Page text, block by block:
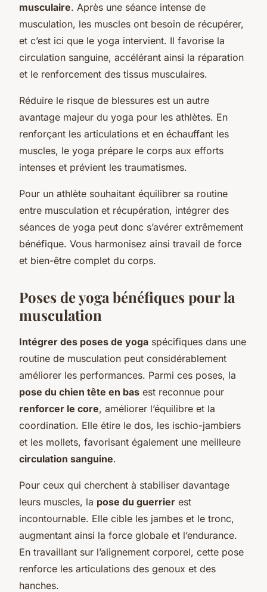
musculaire. Après une séance intense de
musculation, les muscles ont besoin de récupérer,
et c’est ici que le yoga intervient. Il favorise la
circulation sanguine, accélérant ainsi la réparation
et le renforcement des tissus musculaires.
Réduire le risque de blessures est un autre
avantage majeur du yoga pour les athlètes. En
renforçant les articulations et en échauffant les
muscles, le yoga prépare le corps aux efforts
intenses et prévient les traumatismes.
Pour un athlète souhaitant équilibrer sa routine
entre musculation et récupération, intégrer des
séances de yoga peut donc s’avérer extrêmement
bénéfique. Vous harmonisez ainsi travail de force
et bien-être complet du corps.
Poses de yoga bénéfiques pour la
musculation
Intégrer des poses de yoga spécifiques dans une
routine de musculation peut considérablement
améliorer les performances. Parmi ces poses, la
pose du chien tête en bas est reconnue pour
renforcer le core, améliorer l’équilibre et la
coordination. Elle étire le dos, les ischio-jambiers
et les mollets, favorisant également une meilleure
circulation sanguine.
Pour ceux qui cherchent à stabiliser davantage
leurs muscles, la pose du guerrier est
incontournable. Elle cible les jambes et le tronc,
augmentant ainsi la force globale et l’endurance.
En travaillant sur l’alignement corporel, cette pose
renforce les articulations des genoux et des
hanches.